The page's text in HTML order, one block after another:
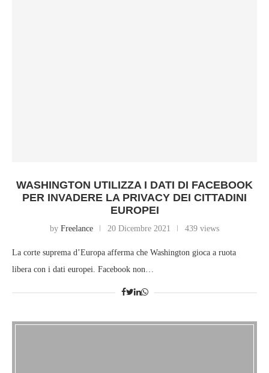
WASHINGTON UTILIZZA I DATI DI FACEBOOK
PER INVADERE LA PRIVACY DEI CITTADINI
EUROPEI
by Freelance 20 Dicembre 2021 439 views
La corte suprema d’Europa afferma che Washington gioca a ruota
libera con i dati europei. Facebook non…